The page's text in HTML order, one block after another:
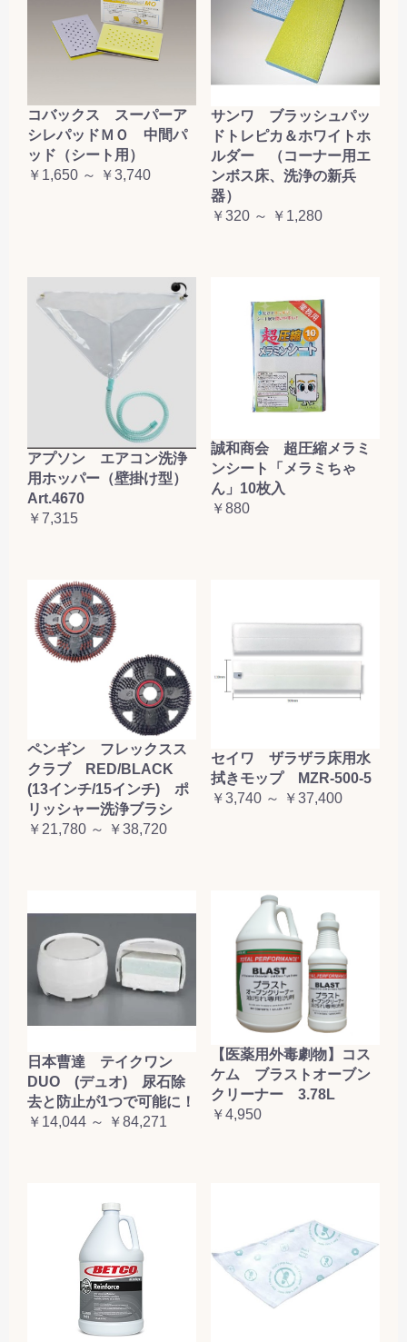
コバックス スーパーア
シレパッドＭＯ 中間パ
ッド（シート用）
￥1,650 ～ ￥3,740
サンワ ブラッシュパッ
ドトレピカ＆ホワイトホ
ルダー （コーナー用エ
ンボス床、洗浄の新兵
器）
￥320 ～ ￥1,280
アプソン エアコン洗浄
用ホッパー（壁掛け型）
Art.4670
￥7,315
誠和商会 超圧縮メラミ
ンシート「メラミちゃ
ん」10枚入
￥880
ペンギン フレックスス
クラブ RED/BLACK
(13インチ/15インチ) ポ
リッシャー洗浄ブラシ
￥21,780 ～ ￥38,720
セイワ ザラザラ床用水
拭きモップ MZR-500-5
￥3,740 ～ ￥37,400
日本曹達 テイクワン
DUO (デュオ) 尿石除
去と防止が1つで可能に！
￥14,044 ～ ￥84,271
【医薬用外毒劇物】コス
ケム ブラストオーブン
クリーナー 3.78L
￥4,950